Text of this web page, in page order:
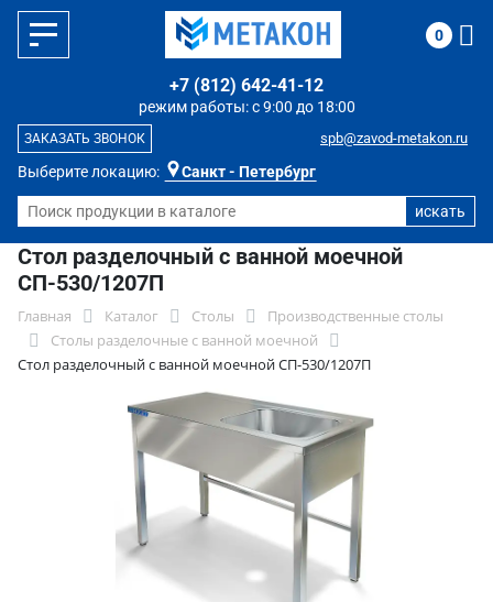
Выберите локацию: Санкт - Петербург
режим работы: с 9:00 до 18:00
+7 (812) 642-41-12
spb@zavod-metakon.ru
ЗАКАЗАТЬ ЗВОНОК
0
Стол разделочный с ванной моечной
СП-530/1207П
Главная Каталог Столы
Производственные столы
Столы разделочные с ванной моечной
Стол разделочный с ванной моечной СП-530/1207П